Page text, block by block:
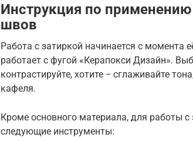
Инструкция по
швов
Работа с затиркой начинается с момента
работает с фугой «Керапокси Дизайн».
контрастируйте, хотите − сглаживайте
кафеля.
Кроме основного материала, для работы
следующие инструменты: